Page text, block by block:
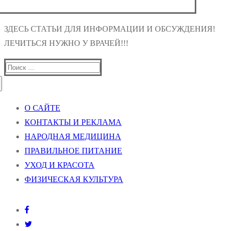
ЗДЕСЬ СТАТЬИ ДЛЯ ИНФОРМАЦИИ И ОБСУЖДЕНИЯ!
ЛЕЧИТЬСЯ НУЖНО У ВРАЧЕЙ!!!
Найти:
О САЙТЕ
КОНТАКТЫ И РЕКЛАМА
НАРОДНАЯ МЕДИЦИНА
ПРАВИЛЬНОЕ ПИТАНИЕ
УХОД И КРАСОТА
ФИЗИЧЕСКАЯ КУЛЬТУРА